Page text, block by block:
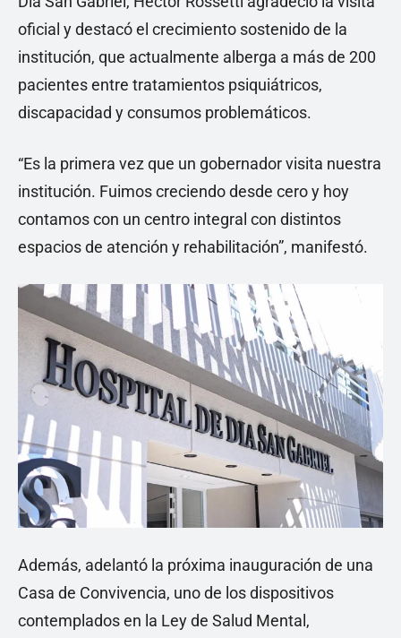
oficial y destacó el crecimiento sostenido de la
institución, que actualmente alberga a más de 200
pacientes entre tratamientos psiquiátricos,
discapacidad y consumos problemáticos.
“Es la primera vez que un gobernador visita nuestra
institución. Fuimos creciendo desde cero y hoy
contamos con un centro integral con distintos
espacios de atención y rehabilitación”, manifestó.
Además, adelantó la próxima inauguración de una
Casa de Convivencia, uno de los dispositivos
contemplados en la Ley de Salud Mental,